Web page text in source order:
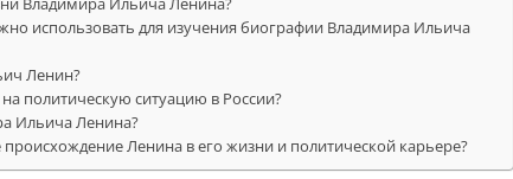
использовать для изучения биографии Владимира Ильича
Ленин?
политическую ситуацию в России?
Ильича Ленина?
Ленина в его жизни и политической карьере?